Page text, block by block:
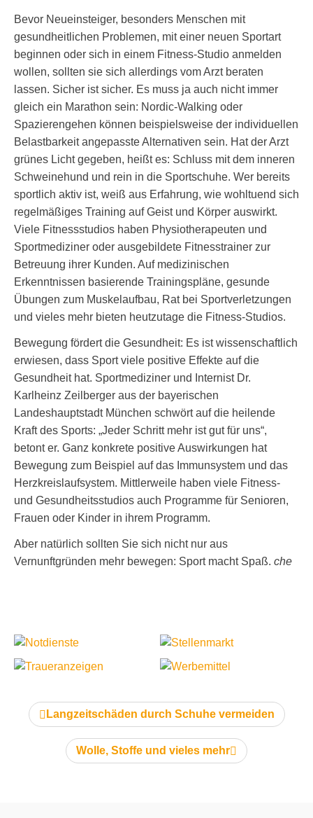
Bevor Neueinsteiger, besonders Menschen mit
gesundheitlichen Problemen, mit einer neuen Sportart
beginnen oder sich in einem Fitness-Studio anmelden
wollen, sollten sie sich allerdings vom Arzt beraten
lassen. Sicher ist sicher. Es muss ja auch nicht immer
gleich ein Marathon sein: Nordic-Walking oder
Spazierengehen können beispielsweise der individuellen
Belastbarkeit angepasste Alternativen sein. Hat der Arzt
grünes Licht gegeben, heißt es: Schluss mit dem inneren
Schweinehund und rein in die Sportschuhe. Wer bereits
sportlich aktiv ist, weiß aus Erfahrung, wie wohltuend sich
regelmäßiges Training auf Geist und Körper auswirkt.
Viele Fitnessstudios haben Physiotherapeuten und
Sportmediziner oder ausgebildete Fitnesstrainer zur
Betreuung ihrer Kunden. Auf medizinischen
Erkenntnissen basierende Trainingspläne, gesunde
Übungen zum Muskelaufbau, Rat bei Sportverletzungen
und vieles mehr bieten heutzutage die Fitness-Studios.
Bewegung fördert die Gesundheit: Es ist wissenschaftlich
erwiesen, dass Sport viele positive Effekte auf die
Gesundheit hat. Sportmediziner und Internist Dr.
Karlheinz Zeilberger aus der bayerischen
Landeshauptstadt München schwört auf die heilende
Kraft des Sports: „Jeder Schritt mehr ist gut für uns“,
betont er. Ganz konkrete positive Auswirkungen hat
Bewegung zum Beispiel auf das Immunsystem und das
Herzkreislaufsystem. Mittlerweile haben viele Fitness-
und Gesundheitsstudios auch Programme für Senioren,
Frauen oder Kinder in ihrem Programm.
Aber natürlich sollten Sie sich nicht nur aus
Vernunftgründen mehr bewegen: Sport macht Spaß. che
vorheriger Artikel:
Langzeitschäden durch Schuhe vermeiden
nächster Artikel:
Wolle, Stoffe und vieles mehr